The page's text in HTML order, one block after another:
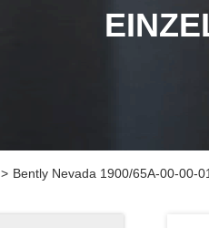
> Bently Nevada 1900/65A-00-00-